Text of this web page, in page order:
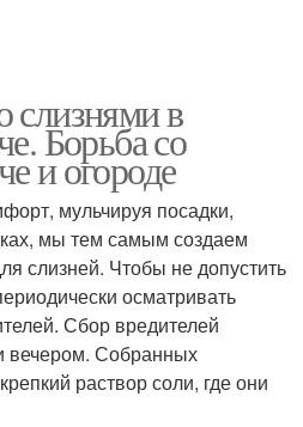
слизнями в
Борьба со
и огороде
мульчируя посадки,
мы тем самым создаем
слизней. Чтобы не допустить
осматривать
Сбор вредителей
вечером. Собранных
раствор соли, где они